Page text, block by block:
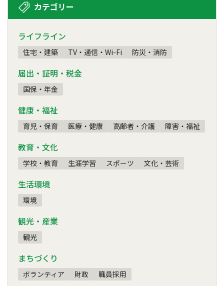
カテゴリー
ライフライン
住宅・建築 TV・通信・Wi-Fi 防災・消防
届出・証明・税金
国保・年金
健康・福祉
育児・保育 医療・健康 高齢者・介護 障害・福祉
教育・文化
学校・教育 生涯学習 スポーツ 文化・芸術
生活環境
環境
観光・産業
観光
まちづくり
ボランティア 財政 職員採用